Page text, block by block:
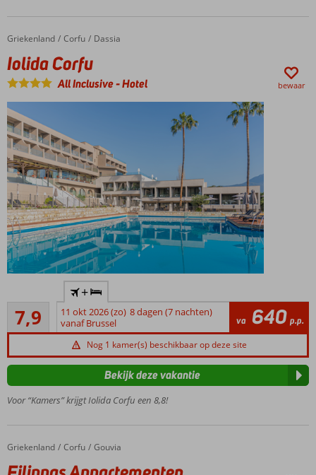
gelegen
zwembaden
Halfpension
ook
mogelijk
Home
Griekenland Corfu Dassia
Iolida Corfu
Iolida Corfu
All Inclusive-Hotel bewaar
the year
award
familiehotel
nabij het
strand
Gelegen
centrum
van
7,9
Goed
12
beoordelingen
+
11 okt 2026 (zo) 8 dagen (7 nachten)
vanaf Brussel
va 640 p.p.
Nog 1 kamer(s) beschikbaar op deze site
Voor “Kamers” krijgt Iolida Corfu een 8,8!
Bekijk deze vakantie
Home
Griekenland Corfu Gouvia
Filippas Appartementen